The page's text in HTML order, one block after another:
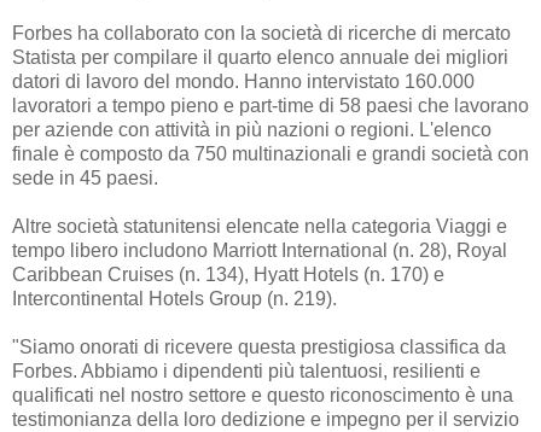
Forbes ha collaborato con la società di ricerche di mercato
Statista per compilare il quarto elenco annuale dei migliori
datori di lavoro del mondo. Hanno intervistato 160.000
lavoratori a tempo pieno e part-time di 58 paesi che lavorano
per aziende con attività in più nazioni o regioni. L'elenco
finale è composto da 750 multinazionali e grandi società con
sede in 45 paesi.
Altre società statunitensi elencate nella categoria Viaggi e
tempo libero includono Marriott International (n. 28), Royal
Caribbean Cruises (n. 134), Hyatt Hotels (n. 170) e
Intercontinental Hotels Group (n. 219).
"Siamo onorati di ricevere questa prestigiosa classifica da
Forbes. Abbiamo i dipendenti più talentuosi, resilienti e
qualificati nel nostro settore e questo riconoscimento è una
testimonianza della loro dedizione e impegno per il servizio